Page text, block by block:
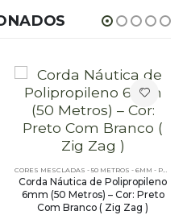
CORES MESCLADAS - 50 METROS - 6MM - POLIPROPILENO
Corda Náutica de Polipropileno
6mm (50 Metros) – Cor: Preto
Com Branco ( Zig Zag )